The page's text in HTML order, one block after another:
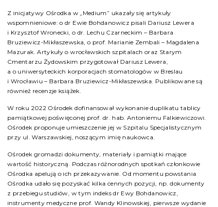
Z inicjatywy Ośrodka w „Medium” ukazały się artykuły
wspomnieniowe: o dr Ewie Bohdanowicz pisali Dariusz Lewera
i Krzysztof Wronecki, o dr. Lechu Czarneckim – Barbara
Bruziewicz-Mikłaszewska, o prof. Marianie Zembali – Magdalena
Mazurak. Artykuły o wrocławskich szpitalach oraz Starym
Cmentarzu Żydowskim przygotował Dariusz Lewera,
a o uniwersyteckich korporacjach stomatologów w Breslau
i Wrocławiu – Barbara Bruziewicz-Mikłaszewska. Publikowane są
również recenzje książek.
W roku 2022 Ośrodek dofinansował wykonanie duplikatu tablicy
pamiątkowej poświęconej prof. dr. hab. Antoniemu Falkiewiczowi.
Ośrodek proponuje umieszczenie jej w Szpitalu Specjalistycznym
przy ul. Warszawskiej, noszącym imię naukowca.
Ośrodek gromadzi dokumenty, materiały i pamiątki mające
wartość historyczną. Podczas różnorodnych spotkań członkowie
Ośrodka apelują o ich przekazywanie. Od momentu powstania
Ośrodka udało się pozyskać kilka cennych pozycji, np. dokumenty
z przebiegu studiów, w tym indeks dr Ewy Bohdanowicz,
instrumenty medyczne prof. Wandy Klinowskiej, pierwsze wydanie